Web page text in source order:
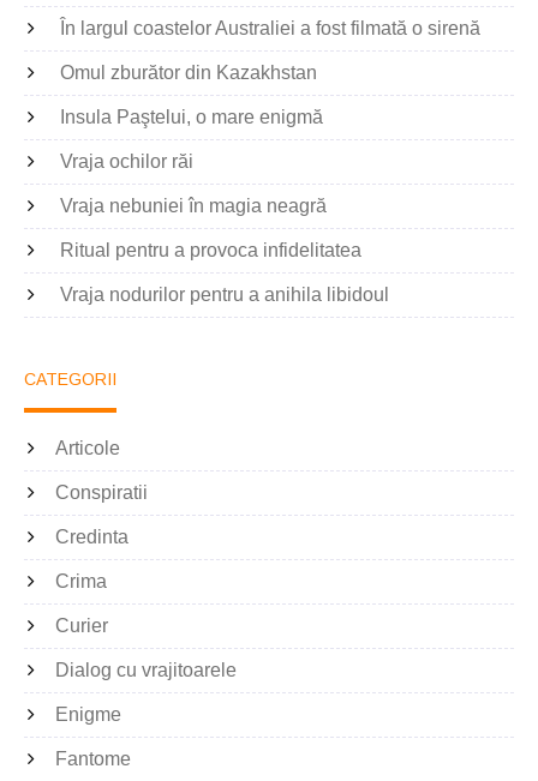
În largul coastelor Australiei a fost filmată o sirenă
Omul zburător din Kazakhstan
Insula Paştelui, o mare enigmă
Vraja ochilor răi
Vraja nebuniei în magia neagră
Ritual pentru a provoca infidelitatea
Vraja nodurilor pentru a anihila libidoul
CATEGORII
Articole
Conspiratii
Credinta
Crima
Curier
Dialog cu vrajitoarele
Enigme
Fantome